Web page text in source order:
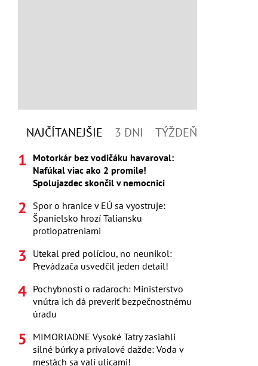
NAJČÍTANEJŠIE 3 DNI TÝŽDEŇ
Motorkár bez vodičáku havaroval:
Nafúkal viac ako 2 promile!
Spolujazdec skončil v nemocnici
Spor o hranice v EÚ sa vyostruje:
Španielsko hrozí Taliansku
protiopatreniami
Utekal pred políciou, no neunikol:
Prevádzača usvedčil jeden detail!
Pochybnosti o radaroch: Ministerstvo
vnútra ich dá preveriť bezpečnostnému
úradu
MIMORIADNE Vysoké Tatry zasiahli
silné búrky a prívalové dažde: Voda v
mestách sa valí ulicami!